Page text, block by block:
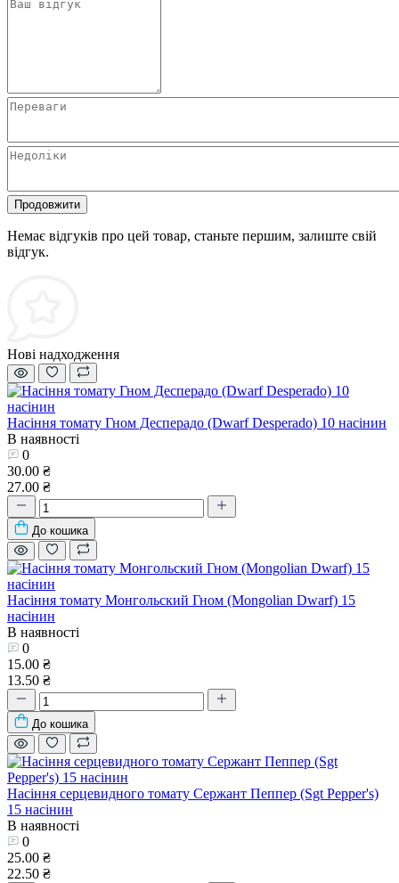
Продовжити
Немає відгуків про цей товар, станьте першим, залиште свій
відгук.
Нові надходження
Насіння томату Гном Десперадо (Dwarf Desperado) 10 насінин
В наявності
0
30.00 ₴
27.00 ₴
До кошика
Насіння томату Монгольский Гном (Mongolian Dwarf) 15
насінин
В наявності
0
15.00 ₴
13.50 ₴
До кошика
Насіння серцевидного томату Сержант Пеппер (Sgt Pepper's)
15 насінин
В наявності
0
25.00 ₴
22.50 ₴